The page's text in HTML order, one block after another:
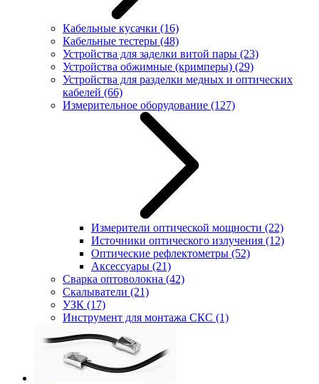
Кабельные кусачки (16)
Кабельные тестеры (48)
Устройства для заделки витой пары (23)
Устройства обжимные (кримперы) (29)
Устройства для разделки медных и оптических
кабелей (66)
Измерительное оборудование (127)
Измерители оптической мощности (22)
Источники оптического излучения (12)
Оптические рефлектометры (52)
Аксессуары (21)
Сварка оптоволокна (42)
Скалыватели (21)
УЗК (17)
Инструмент для монтажа СКС (1)